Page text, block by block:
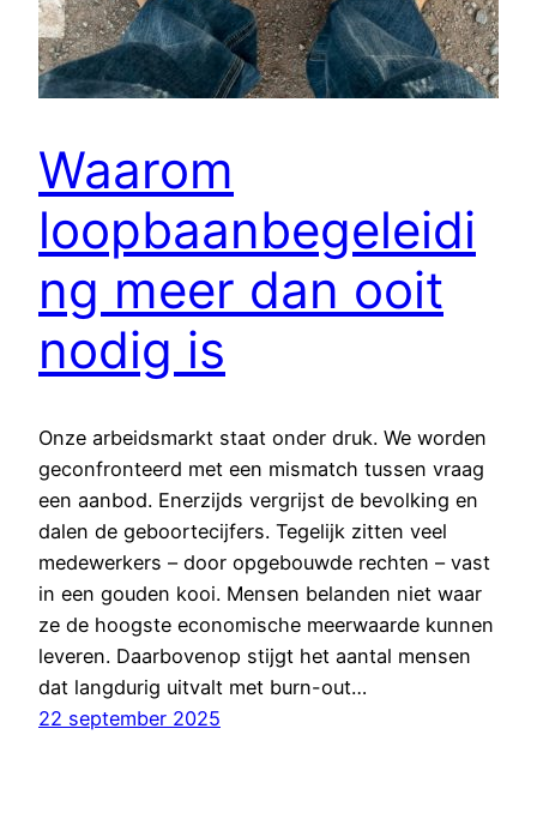
Waarom
loopbaanbegeleidi
ng meer dan ooit
nodig is
Onze arbeidsmarkt staat onder druk. We worden
geconfronteerd met een mismatch tussen vraag
een aanbod. Enerzijds vergrijst de bevolking en
dalen de geboortecijfers. Tegelijk zitten veel
medewerkers – door opgebouwde rechten – vast
in een gouden kooi. Mensen belanden niet waar
ze de hoogste economische meerwaarde kunnen
leveren. Daarbovenop stijgt het aantal mensen
dat langdurig uitvalt met burn-out…
22 september 2025